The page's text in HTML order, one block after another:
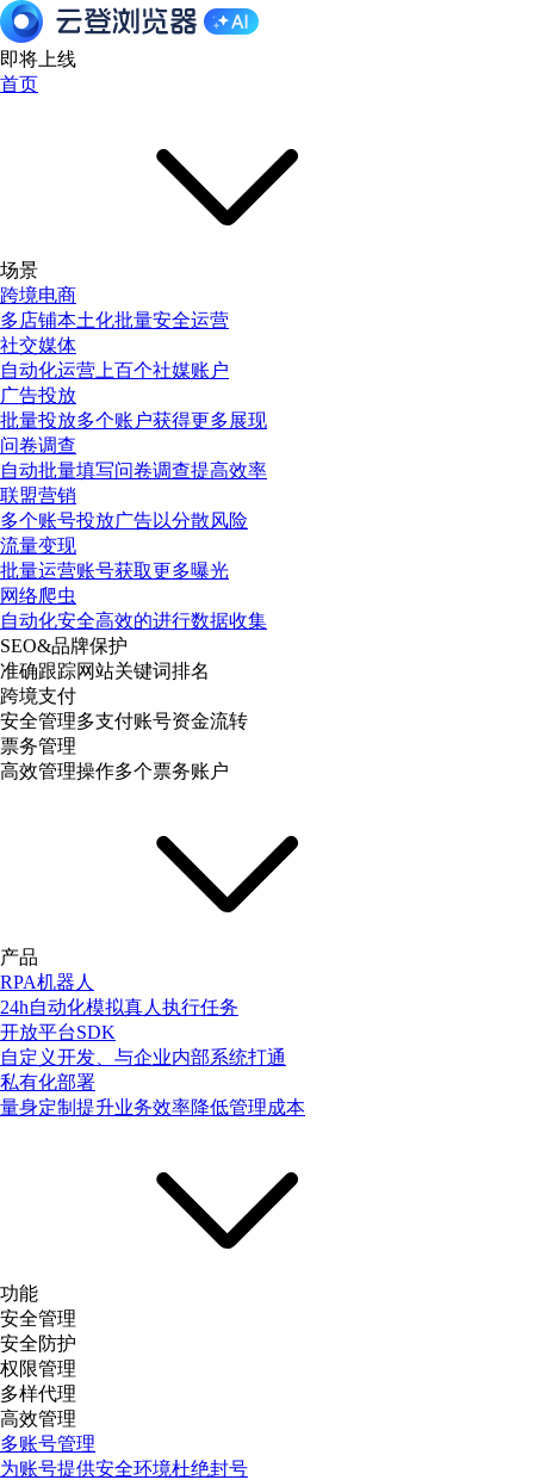
即将上线
首页
场景
跨境电商
多店铺本土化批量安全运营
社交媒体
自动化运营上百个社媒账户
广告投放
批量投放多个账户获得更多展现
问卷调查
自动批量填写问卷调查提高效率
联盟营销
多个账号投放广告以分散风险
流量变现
批量运营账号获取更多曝光
网络爬虫
自动化安全高效的进行数据收集
SEO&品牌保护
准确跟踪网站关键词排名
跨境支付
安全管理多支付账号资金流转
票务管理
高效管理操作多个票务账户
产品
RPA机器人
24h自动化模拟真人执行任务
开放平台SDK
自定义开发、与企业内部系统打通
私有化部署
量身定制提升业务效率降低管理成本
功能
安全管理
安全防护
权限管理
多样代理
高效管理
多账号管理
为账号提供安全环境杜绝封号